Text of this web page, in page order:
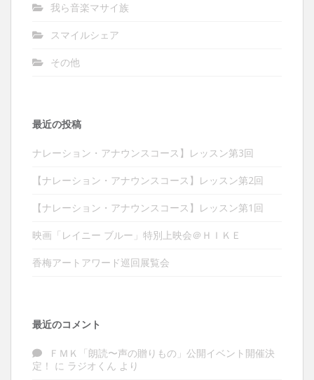
我ら音楽マサイ族
スマイルシェア
その他
最近の投稿
ナレーション・アナウンスコース】レッスン第3回
【ナレーション・アナウンスコース】レッスン第2回
【ナレーション・アナウンスコース】レッスン第1回
映画「レイニー ブルー」特別上映会＠ＨＩＫＥ
香梅アートアワード巡回展覧会
最近のコメント
ＦＭＫ「朗読〜声の贈りもの」公開イベント開催決
定！ に ラジオくん より